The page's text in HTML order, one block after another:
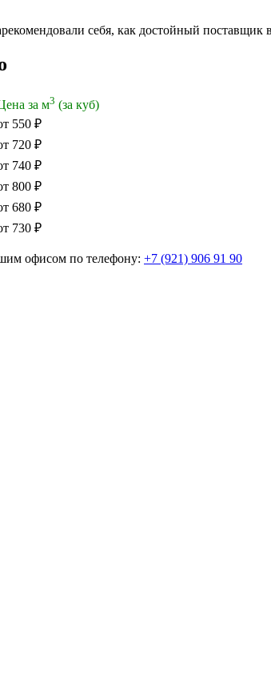
себя, как достойный поставщик
за м3 (за куб)
550 ₽
720 ₽
740 ₽
800 ₽
680 ₽
730 ₽
офисом по телефону: +7 (921) 906 91 90